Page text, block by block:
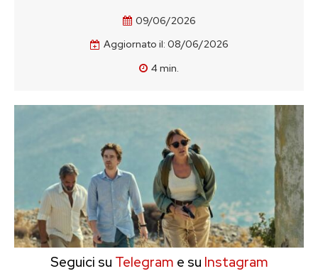
09/06/2026
Aggiornato il: 08/06/2026
4min.
Seguici su Telegram e su Instagram